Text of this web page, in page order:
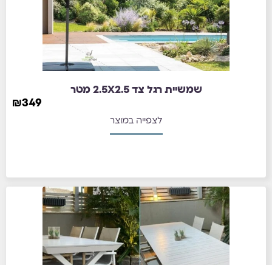
שמשיית רגל צד 2.5X2.5 מטר
₪349
לצפייה במוצר